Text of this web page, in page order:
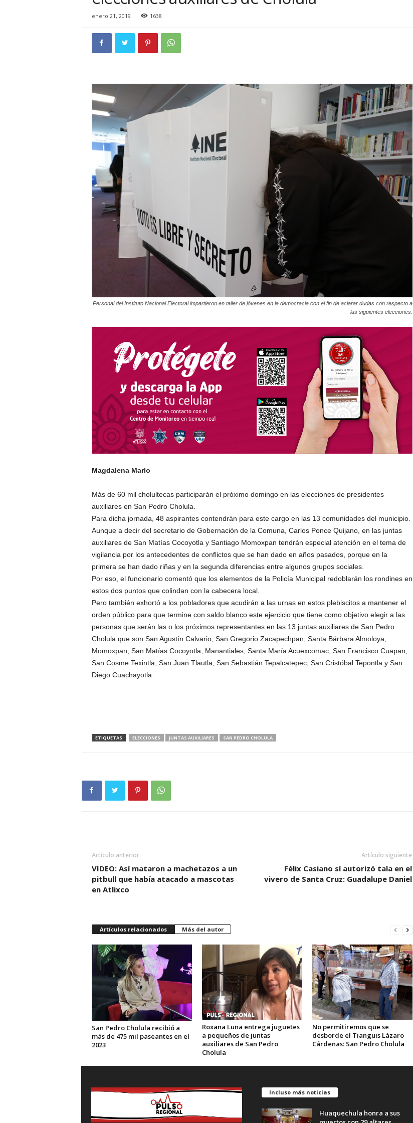
enero 21, 2019 1638
Personal del Instituto Nacional Electoral impartieron en taller de jóvenes en la democracia con el fin de aclarar dudas con respecto a
las siguientes elecciones.
Magdalena Marlo
Más de 60 mil cholultecas participarán el próximo domingo en las elecciones de presidentes
auxiliares en San Pedro Cholula.
Para dicha jornada, 48 aspirantes contendrán para este cargo en las 13 comunidades del municipio.
Aunque a decir del secretario de Gobernación de la Comuna, Carlos Ponce Quijano, en las juntas
auxiliares de San Matías Cocoyotla y Santiago Momoxpan tendrán especial atención en el tema de
vigilancia por los antecedentes de conflictos que se han dado en años pasados, porque en la
primera se han dado riñas y en la segunda diferencias entre algunos grupos sociales.
Por eso, el funcionario comentó que los elementos de la Policía Municipal redoblarán los rondines en
estos dos puntos que colindan con la cabecera local.
Pero también exhortó a los pobladores que acudirán a las urnas en estos plebiscitos a mantener el
orden público para que termine con saldo blanco este ejercicio que tiene como objetivo elegir a las
personas que serán las o los próximos representantes en las 13 juntas auxiliares de San Pedro
Cholula que son San Agustín Calvario, San Gregorio Zacapechpan, Santa Bárbara Almoloya,
Momoxpan, San Matías Cocoyotla, Manantiales, Santa María Acuexcomac, San Francisco Cuapan,
San Cosme Texintla, San Juan Tlautla, San Sebastián Tepalcatepec, San Cristóbal Tepontla y San
Diego Cuachayotla.
ETIQUETAS ELECCIONES JUNTAS AUXILIARES SAN PEDRO CHOLULA
Artículo anterior
VIDEO: Así mataron a machetazos a un
pitbull que había atacado a mascotas
en Atlixco
Artículo siguiente
Félix Casiano sí autorizó tala en el
vivero de Santa Cruz: Guadalupe Daniel
Artículos relacionados Más del autor
San Pedro Cholula recibió a
más de 475 mil paseantes en el
2023
Roxana Luna entrega juguetes
a pequeños de juntas
auxiliares de San Pedro
Cholula
No permitiremos que se
desborde el Tianguis Lázaro
Cárdenas: San Pedro Cholula
Incluso más noticias
Huaquechula honra a sus